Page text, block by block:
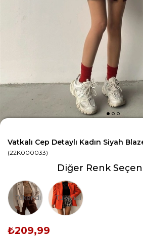
Vatkalı Cep Detaylı Kadın Siyah
(22K000033)
Diğer Renk
Tükendi Tükendi
₺209,99